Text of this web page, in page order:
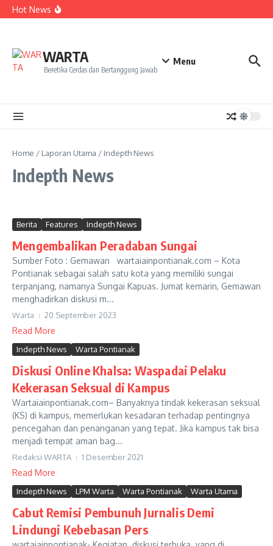
Lewati ke konten
Hot News
ke NCC 4 Bali
Sukseskan Kerja Bakti di Anjungan Melancar
WARTA
Beretika Cerdas dan Bertanggung Jawab
Menu
Home / Laporan Utama / Indepth News
Indepth News
Berita Features Indepth News
Mengembalikan Peradaban Sungai
Sumber Foto : Gemawan wartaiainpontianak.com – Kota
Pontianak sebagai salah satu kota yang memiliki sungai
terpanjang, namanya Sungai Kapuas. Jumat kemarin, Gemawan
menghadirkan diskusi m...
Warta 20 September 2023
Read More
Indepth News Warta Pontianak
Diskusi Online Khalsa: Waspadai Pelaku
Kekerasan Seksual di Kampus
Wartaiainpontianak.com– Banyaknya tindak kekerasan seksual
(KS) di kampus, memerlukan kesadaran terhadap pentingnya
pencegahan dan penanganan yang tepat. Jika kampus tak bisa
menjadi tempat aman bag...
Redaksi WARTA 1 Desember 2021
Read More
Indepth News LPM Warta Warta Pontianak Warta Utama
Cabut Remisi Pembunuh Jurnalis Demi
Lindungi Kebebasan Pers